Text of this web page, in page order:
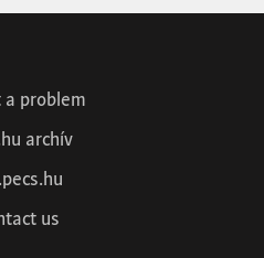
a problem
archív
us